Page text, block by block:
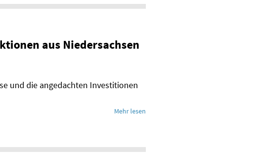
aus Niedersachsen
und die angedachten Investitionen
Mehr lesen